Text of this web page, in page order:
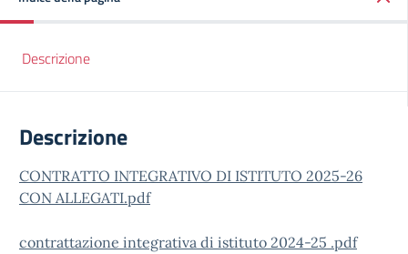
Descrizione
Descrizione
CONTRATTO INTEGRATIVO DI ISTITUTO 2025-26
CON ALLEGATI.pdf
contrattazione integrativa di istituto 2024-25 .pdf